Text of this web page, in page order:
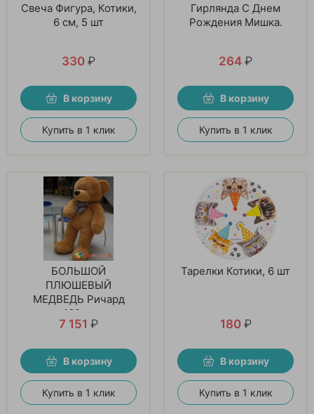
Свеча Фигура, Котики,
6 см, 5 шт
330 ₽
В корзину
Купить в 1 клик
Гирлянда С Днем
Рождения Мишка.
264 ₽
В корзину
Купить в 1 клик
БОЛЬШОЙ
ПЛЮШЕВЫЙ
МЕДВЕДЬ Ричард
160см
7 151 ₽
В корзину
Купить в 1 клик
Тарелки Котики, 6 шт
180 ₽
В корзину
Купить в 1 клик